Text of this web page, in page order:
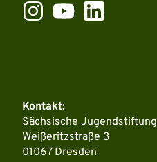
Kontakt:
Sächsische Jugendstiftung
Weißeritzstraße 3
01067 Dresden